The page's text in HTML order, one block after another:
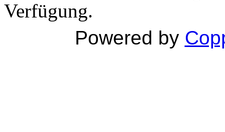
Verfügung.
Powered by